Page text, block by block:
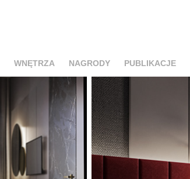
WNĘTRZA NAGRODY PUBLIKACJE